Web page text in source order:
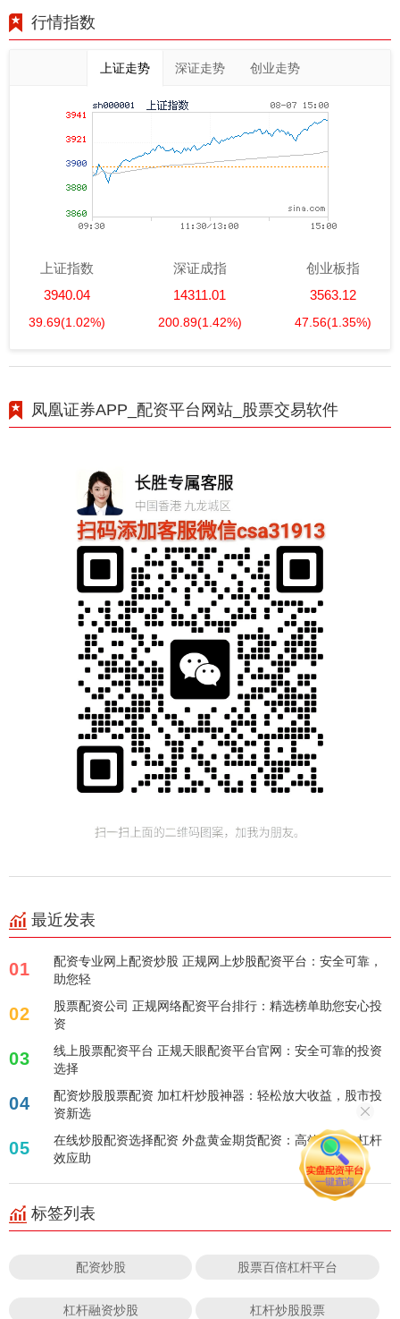
行情指数
上证走势 深证走势 创业走势
上证指数
3940.04
39.69(1.02%)
深证成指
14311.01
200.89(1.42%)
创业板指
3563.12
47.56(1.35%)
凤凰证券APP_配资平台网站_股票交易软件
最近发表
01
配资专业网上配资炒股 正规网上炒股配资平台：安全可靠，
助您轻
02
股票配资公司 正规网络配资平台排行：精选榜单助您安心投
资
03
线上股票配资平台 正规天眼配资平台官网：安全可靠的投资
选择
04
配资炒股股票配资 加杠杆炒股神器：轻松放大收益，股市投
资新选
05
在线炒股配资选择配资 外盘黄金期货配资：高效投资，杠杆
效应助
标签列表
配资炒股 股票百倍杠杆平台
杠杆融资炒股 杠杆炒股股票